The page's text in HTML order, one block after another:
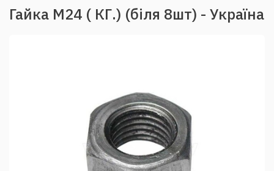
Гайка М24 ( КГ.) (біля 8шт) - Україна